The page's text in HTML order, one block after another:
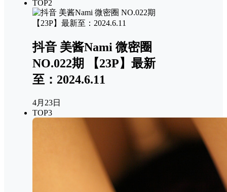
TOP2
抖音 美酱Nami 微密圈
NO.022期 【23P】最新
至：2024.6.11
4月23日
TOP3